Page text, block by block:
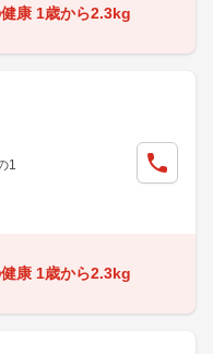
康 1歳から2.3kg
1
康 1歳から2.3kg